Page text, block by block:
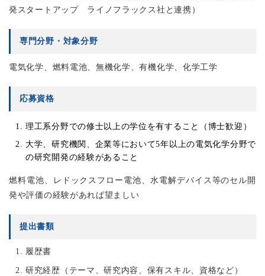
発スタートアップ ライノフラックス社と連携）
専門分野・対象分野
電気化学、燃料電池、無機化学、有機化学、化学工学
応募資格
理工系分野での修士以上の学位を有すること（博士歓迎）
大学、研究機関、企業等において5年以上の電気化学分野で
の研究開発の経験があること
燃料電池、レドックスフロー電池、水電解デバイス等のセル開
発や評価の経験があれば望ましい
提出書類
履歴書
研究経歴（テーマ、研究内容、保有スキル、資格など）